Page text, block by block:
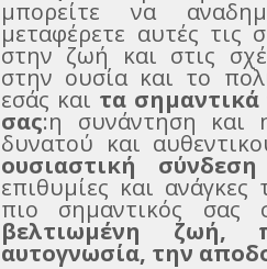
μπορείτε να
μεταφέρετε αυτές τις
στην ζωή και στις
στην ουσία και το
εσάς και τα
σας:η συνάντηση και
δυνατού και
ουσιαστική σύνδεση
επιθυμίες και
πιο σημαντικός σας
βελτιωμένη ζωή,
αυτογνωσία, την